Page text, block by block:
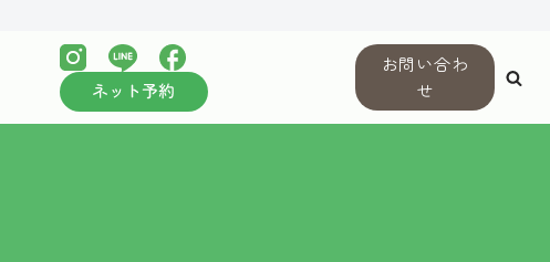
お問い合わ
せ